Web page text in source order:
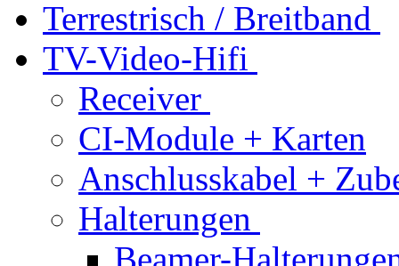
Terrestrisch / Breitband
TV-Video-Hifi
Receiver
CI-Module + Karten
Anschlusskabel +
Halterungen